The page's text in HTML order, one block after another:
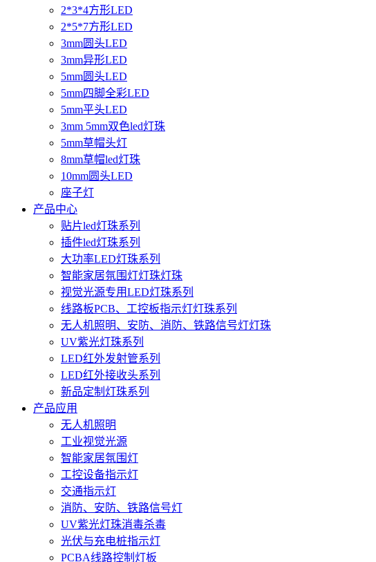
2*3*4方形LED
2*5*7方形LED
3mm圆头LED
3mm异形LED
5mm圆头LED
5mm四脚全彩LED
5mm平头LED
3mm 5mm双色led灯珠
5mm草帽头灯
8mm草帽led灯珠
10mm圆头LED
座子灯
产品中心
贴片led灯珠系列
插件led灯珠系列
大功率LED灯珠系列
智能家居氛围灯灯珠灯珠
视觉光源专用LED灯珠系列
线路板PCB、工控板指示灯灯珠系列
无人机照明、安防、消防、铁路信号灯灯珠
UV紫光灯珠系列
LED红外发射管系列
LED红外接收头系列
新品定制灯珠系列
产品应用
无人机照明
工业视觉光源
智能家居氛围灯
工控设备指示灯
交通指示灯
消防、安防、铁路信号灯
UV紫光灯珠消毒杀毒
光伏与充电桩指示灯
PCBA线路控制灯板